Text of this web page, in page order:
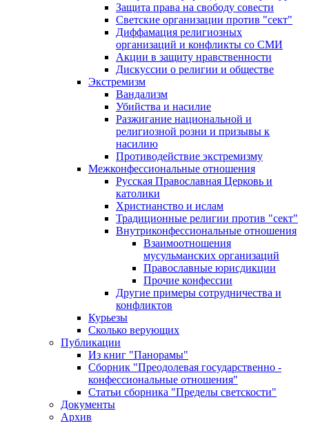
Защита права на свободу совести
Светские организации против "сект"
Диффамация религиозных
организаций и конфликты со СМИ
Акции в защиту нравственности
Дискуссии о религии и обществе
Экстремизм
Вандализм
Убийства и насилие
Разжигание национальной и
религиозной розни и призывы к
насилию
Противодействие экстремизму
Межконфессиональные отношения
Русская Православная Церковь и
католики
Христианство и ислам
Традиционные религии против "сект"
Внутриконфессиональные отношения
Взаимоотношения
мусульманских организаций
Православные юрисдикции
Прочие конфессии
Другие примеры сотрудничества и
конфликтов
Курьезы
Сколько верующих
Публикации
Из книг "Панорамы"
Сборник "Преодолевая государственно -
конфессиональные отношения"
Статьи сборника "Пределы светскости"
Документы
Архив